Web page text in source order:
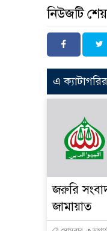
নিউজটি
এ
জরুরি
জামায়াত